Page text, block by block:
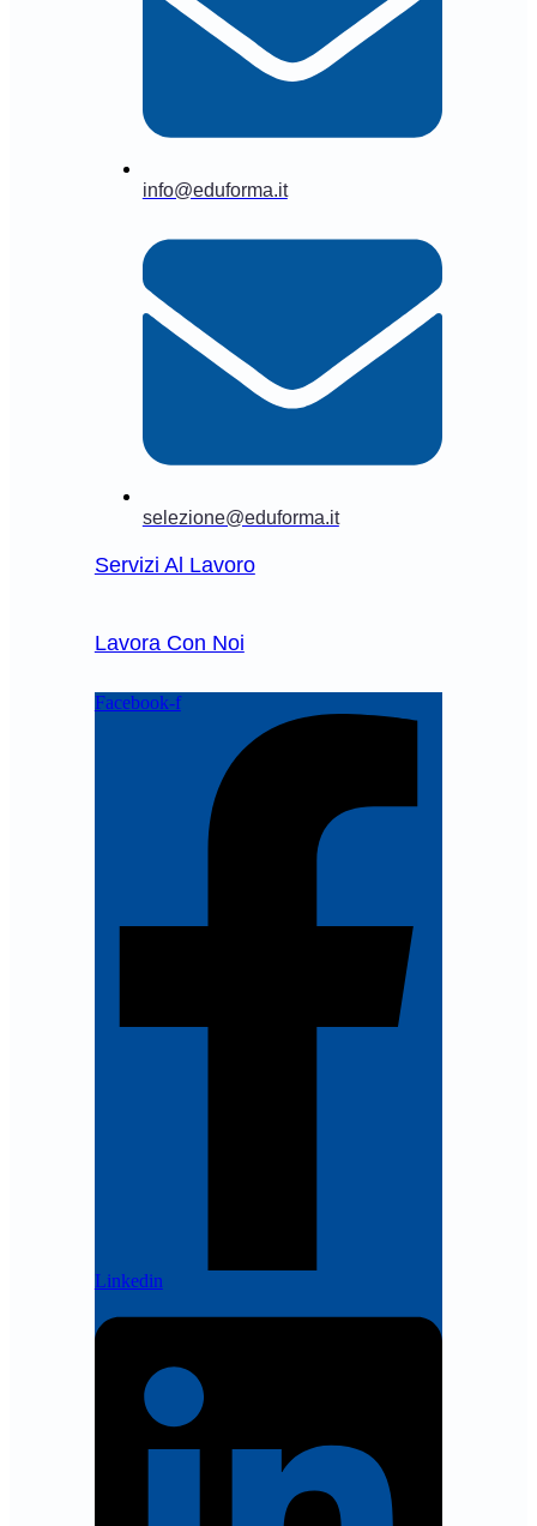
info@eduforma.it
selezione@eduforma.it
Servizi Al Lavoro
Lavora Con Noi
Facebook-f
Linkedin